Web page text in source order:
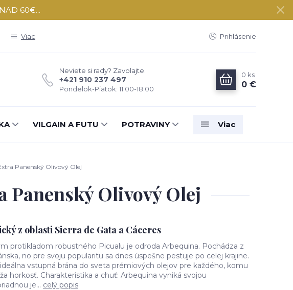
60€...
Viac Prihlásenie
Neviete si rady? Zavolajte.
+421 910 237 497
Pondelok-Piatok: 11:00-18:00
0 ks
0 €
VILGAIN A FUTU POTRAVINY Viac
Panenský Olivový Olej
Olivový Olej
z oblasti Sierra de Gata a Cáceres
protikladom robustného Picualu je odroda Arbequina. Pochádza z
no pre svoju popularitu sa dnes úspešne pestuje po celej krajine.
vstupná brána do sveta prémiových olejov pre každého, komu
horkosť. Charakteristika a chuť: Arbequina vyniká svojou
je... celý popis